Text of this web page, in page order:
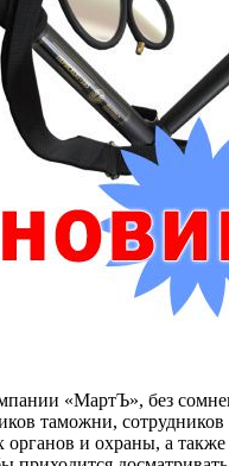
«МартЪ», без
таможни, сотрудников
и охраны, а также